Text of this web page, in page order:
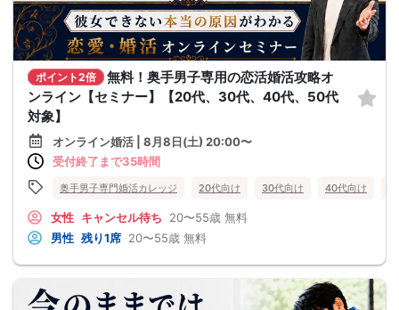
ポイント2倍
無料！奥手男子専用の恋活婚活攻略オ
ンライン【セミナー】【20代、30代、40代、50代
対象】
オンライン婚活 | 8月8日(土) 20:00〜
受付終了まで35時間
奥手男子専門婚活カレッジ 20代向け 30代向け 40代向け
女性 キャンセル待ち 20〜55歳 無料
男性 残り1席 20〜55歳 無料